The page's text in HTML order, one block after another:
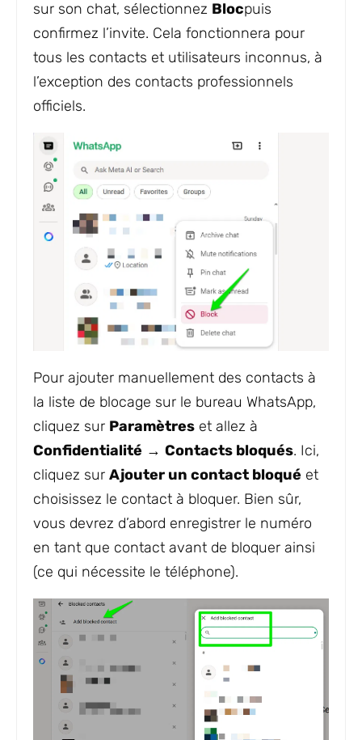
sur son chat, sélectionnez Blocpuis
confirmez l’invite. Cela fonctionnera pour
tous les contacts et utilisateurs inconnus, à
l’exception des contacts professionnels
officiels.
Pour ajouter manuellement des contacts à
la liste de blocage sur le bureau WhatsApp,
cliquez sur Paramètres et allez à
Confidentialité → Contacts bloqués. Ici,
cliquez sur Ajouter un contact bloqué et
choisissez le contact à bloquer. Bien sûr,
vous devrez d’abord enregistrer le numéro
en tant que contact avant de bloquer ainsi
(ce qui nécessite le téléphone).